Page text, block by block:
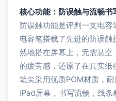
核心功能：防误触与流畅书
防误触功能是评判一支电容
电容笔搭载了先进的防误触
然地搭在屏幕上，无需悬空
的疲劳感，还原了在真实
笔尖采用优质POM材质，
iPad屏幕，书写流畅，线条